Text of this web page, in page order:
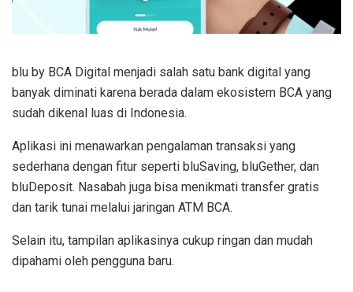
blu by BCA Digital menjadi salah satu bank digital yang
banyak diminati karena berada dalam ekosistem BCA yang
sudah dikenal luas di Indonesia.
Aplikasi ini menawarkan pengalaman transaksi yang
sederhana dengan fitur seperti bluSaving, bluGether, dan
bluDeposit. Nasabah juga bisa menikmati transfer gratis
dan tarik tunai melalui jaringan ATM BCA.
Selain itu, tampilan aplikasinya cukup ringan dan mudah
dipahami oleh pengguna baru.